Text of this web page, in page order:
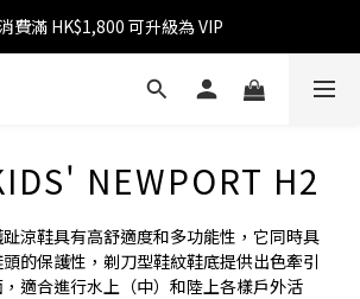
消費滿 HK$599 免運費
費滿 HK$1,800 可升級為 VIP
費滿 HK$1,800 可享 9 折優惠
NEWPORT H2
涼鞋具有高舒適度和多功能性，它同時具
的保護性，剃刀型鞋紋鞋底提供出色牽引
適合進行水上（中）和陸上各樣戶外活